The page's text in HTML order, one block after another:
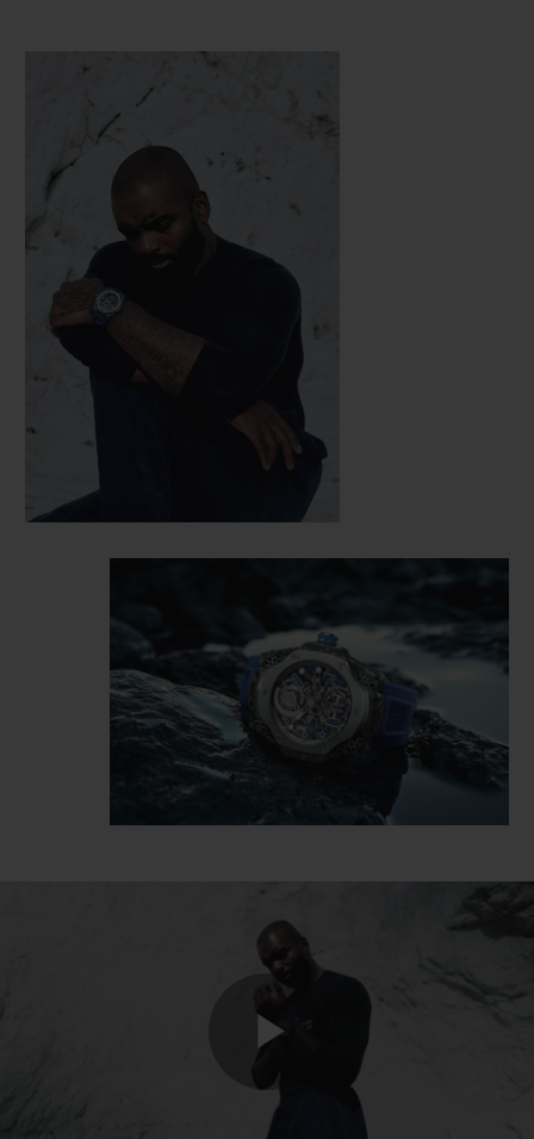
monde. Samuel Ross combine ces deux
aspects de manière spectaculaire.
L’artiste et designer Samuel Ross définit sa
perspective à travers les arts, en
développant une architecture pour le corps.
En fondant les deux entreprises A-Cold-
Wall*** et SR_A, respectivement en 2015 et
2019, Samuel Ross s’est fait le pionnier d’un
langage de conception unique. Des
collaborations immersives et radicales ont
permis de développer et de séduire un
public prestigieux à l’échelle mondiale.
Pour ce faire, Samuel Ross a mis au point
matière de produits de luxe, d’arts et de
mode par le biais de son atelier européen
SR_A – cofondé l’année même où il s’est vu
décerner le Hublot Design Prize.
Play